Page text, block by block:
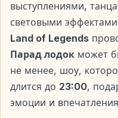
свободное время для
торгового центра,
или покупок в
возможность
до начала
Время начала и
выступлениями,
световыми
Land of Legends
Парад лодок может
не менее, шоу,
длится до 23:00,
эмоции и